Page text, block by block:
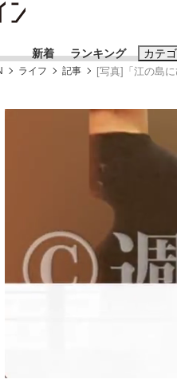
新着 ランキング カテ
おすすめのキ
ライフ 記事 [写真]「江の島